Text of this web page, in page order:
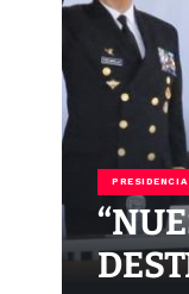
PRESIDENCIA